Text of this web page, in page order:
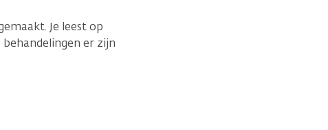
Je leest op
er zijn